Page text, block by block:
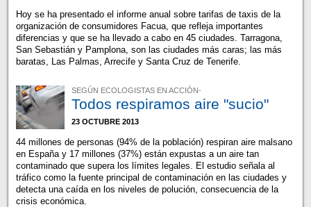
Hoy se ha presentado el informe anual sobre tarifas de taxis de la
organización de consumidores Facua, que refleja importantes
diferencias y que se ha llevado a cabo en 45 ciudades. Tarragona,
San Sebastián y Pamplona, son las ciudades más caras; las más
baratas, Las Palmas, Arrecife y Santa Cruz de Tenerife.
SEGÚN ECOLOGISTAS EN ACCIÓN-
Todos respiramos aire "sucio"
23 OCTUBRE 2013
44 millones de personas (94% de la población) respiran aire malsano
en España y 17 millones (37%) están expustas a un aire tan
contaminado que supera los límites legales. El estudio señala al
tráfico como la fuente principal de contaminación en las ciudades y
detecta una caída en los niveles de polución, consecuencia de la
crisis económica.